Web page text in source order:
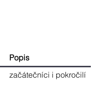
začátečníci i pokročilí
Popis